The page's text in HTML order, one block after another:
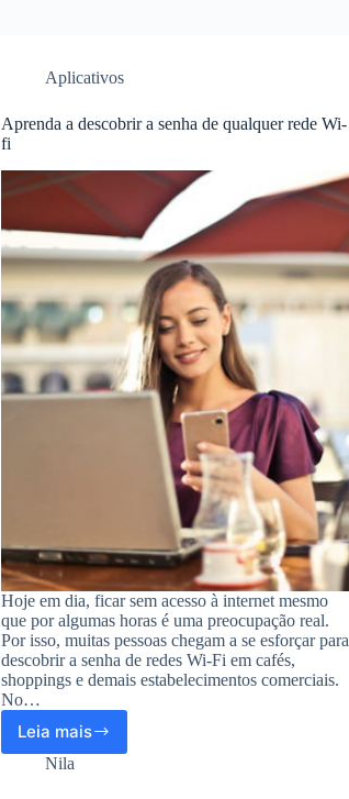
Aplicativos
Aprenda a descobrir a senha de qualquer rede Wi-
fi
Hoje em dia, ficar sem acesso à internet mesmo
que por algumas horas é uma preocupação real.
Por isso, muitas pessoas chegam a se esforçar para
descobrir a senha de redes Wi-Fi em cafés,
shoppings e demais estabelecimentos comerciais.
No…
Leia maisAprenda
a
Nila